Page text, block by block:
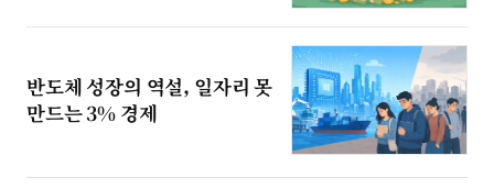
반도체 성장의 역설, 일자리 못
만드는 3% 경제